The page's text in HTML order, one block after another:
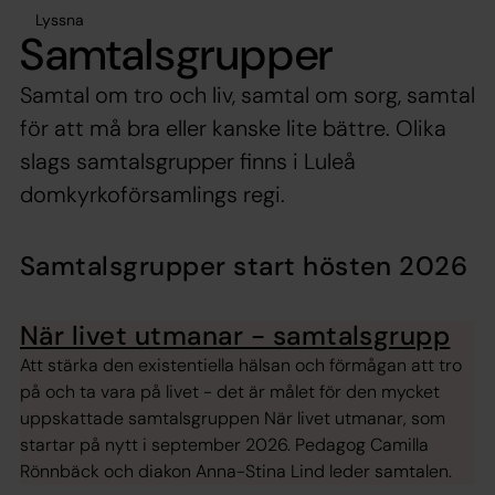
Lyssna
Samtalsgrupper
Samtal om tro och liv, samtal om sorg, samtal
för att må bra eller kanske lite bättre. Olika
slags samtalsgrupper finns i Luleå
domkyrkoförsamlings regi.
Samtalsgrupper start hösten 2026
När livet utmanar - samtalsgrupp
Att stärka den existentiella hälsan och förmågan att tro
på och ta vara på livet - det är målet för den mycket
uppskattade samtalsgruppen När livet utmanar, som
startar på nytt i september 2026. Pedagog Camilla
Rönnbäck och diakon Anna-Stina Lind leder samtalen.